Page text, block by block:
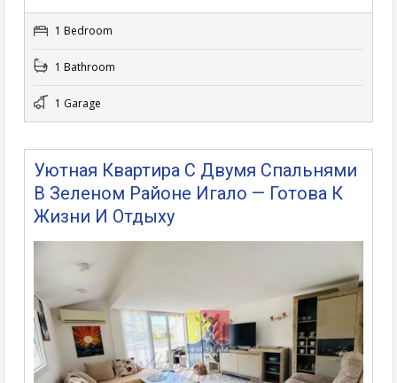
1 Bedroom
1 Bathroom
1 Garage
Уютная Квартира С Двумя Спальнями
В Зеленом Районе Игало — Готова К
Жизни И Отдыху